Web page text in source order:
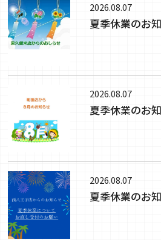
2026.08.07
夏季休業のお
2026.08.07
夏季休業のお
2026.08.07
夏季休業のお